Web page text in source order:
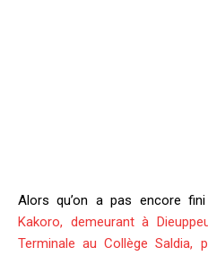
Alors qu’on a pas encore
Kakoro, demeurant à
Terminale au Collège Saldia,